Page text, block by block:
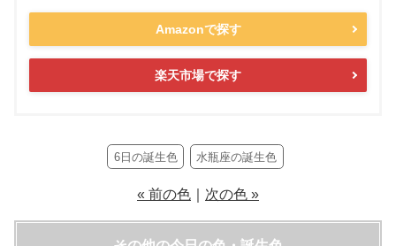
Amazonで探す
楽天市場で探す
6日の誕生色 水瓶座の誕生色
« 前の色 次の色 »